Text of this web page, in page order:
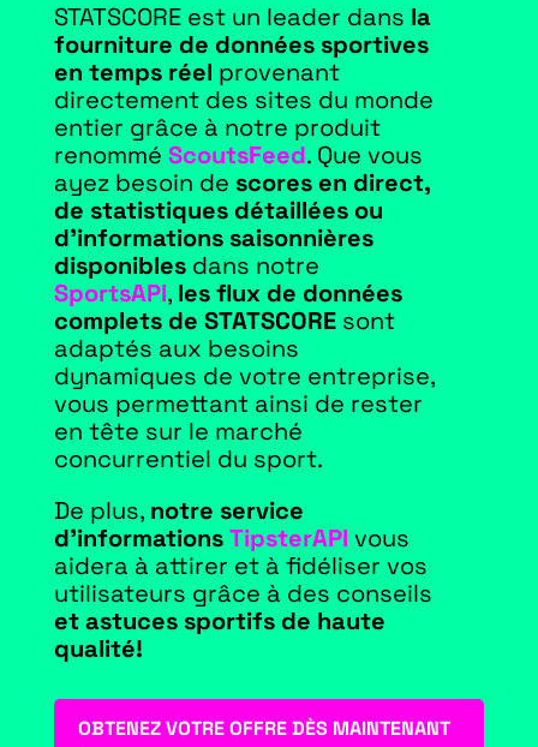
STATSCORE est un leader dans la
fourniture de données sportives
en temps réel provenant
directement des sites du monde
entier grâce à notre produit
renommé ScoutsFeed. Que vous
ayez besoin de scores en direct,
de statistiques détaillées ou
d’informations saisonnières
disponiblesdans notre
SportsAPI, les flux de données
complets de STATSCORE sont
adaptés aux besoins
dynamiques de votre entreprise,
vous permettant ainsi de rester
en tête sur le marché
concurrentiel du sport.
De plus, notre service
d’informations TipsterAPI vous
aidera à attirer et à fidéliser vos
utilisateurs grâce à des conseils
et astuces sportifs de haute
qualité!
OBTENEZ VOTRE OFFRE DÈS MAINTENANT